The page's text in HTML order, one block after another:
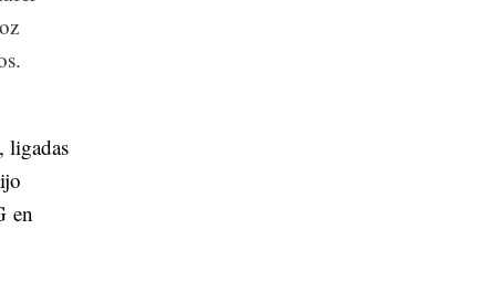
ligadas
en